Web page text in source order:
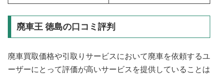
廃車王 徳島の口コミ評判
廃車買取価格や引取りサービスにおいて廃車を依頼するユ
ーザーにとって評価が高いサービスを提供していることは